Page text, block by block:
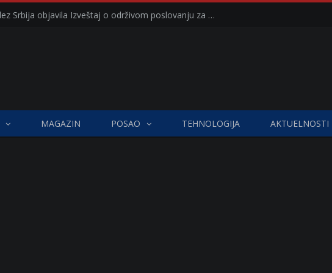
Kompanija Delez Srbija objavila Izveštaj o održivom poslovanju za 2025. godinu Briga o zajednici kroz program „Hrana za sve“ i edukaciju učenika
MAGAZIN POSAO TEHNOLOGIJA AKTUELNOSTI